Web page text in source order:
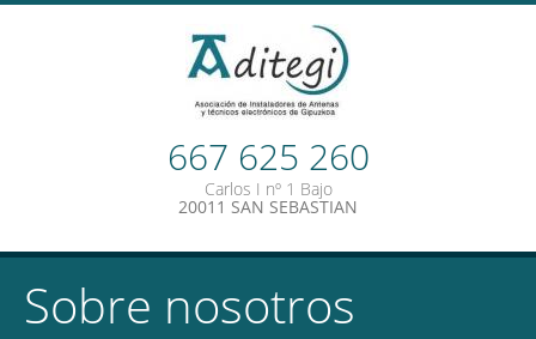
667 625 260
Carlos I nº 1 Bajo
20011 SAN SEBASTIAN
Sobre nosotros